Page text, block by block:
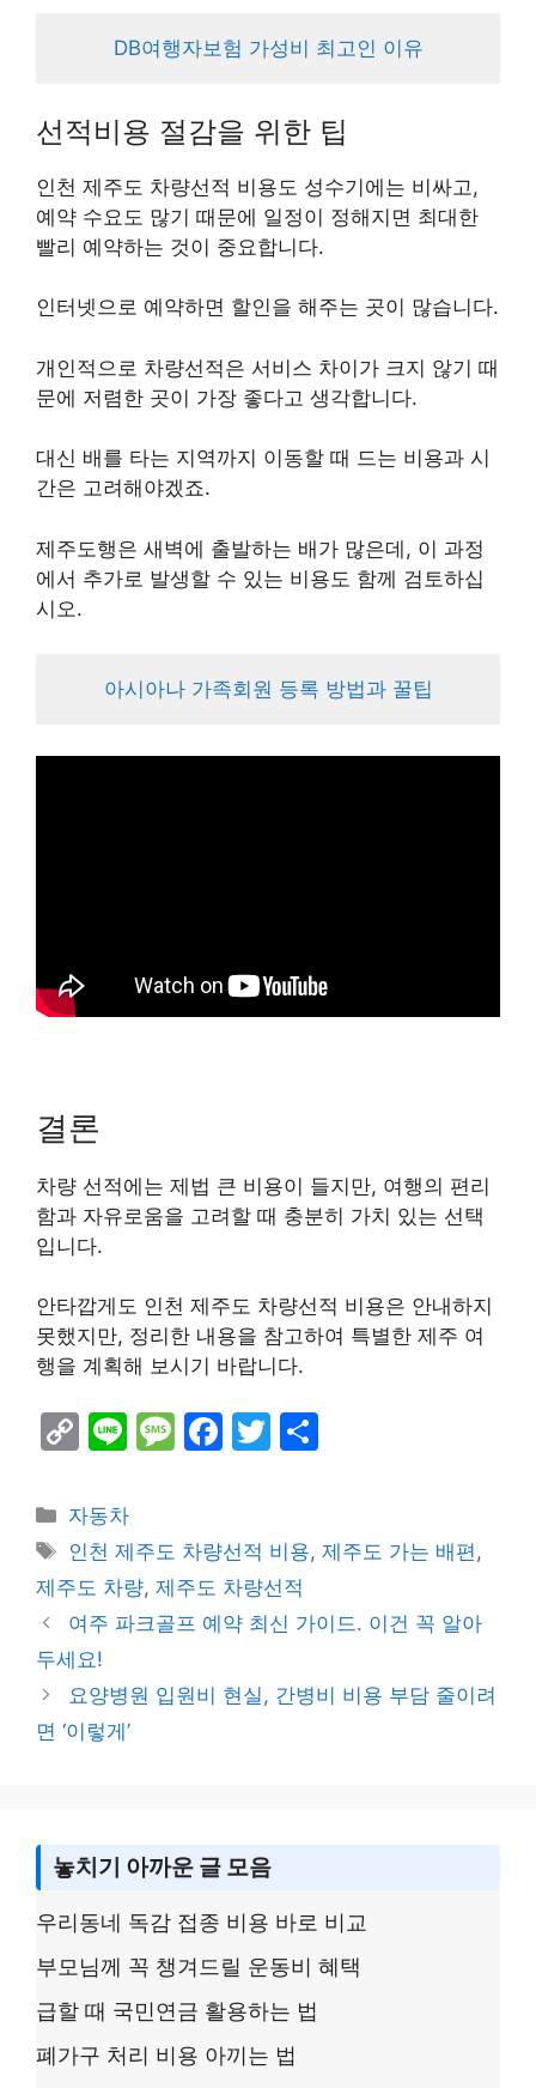
DB여행자보험 가성비 최고인 이유
선적비용 절감을 위한 팁
인천 제주도 차량선적 비용도 성수기에는 비싸고,
예약 수요도 많기 때문에 일정이 정해지면 최대한
빨리 예약하는 것이 중요합니다.
인터넷으로 예약하면 할인을 해주는 곳이 많습니다.
개인적으로 차량선적은 서비스 차이가 크지 않기 때
문에 저렴한 곳이 가장 좋다고 생각합니다.
대신 배를 타는 지역까지 이동할 때 드는 비용과 시
간은 고려해야겠죠.
제주도행은 새벽에 출발하는 배가 많은데, 이 과정
에서 추가로 발생할 수 있는 비용도 함께 검토하십
시오.
아시아나 가족회원 등록 방법과 꿀팁
결론
차량 선적에는 제법 큰 비용이 들지만, 여행의 편리
함과 자유로움을 고려할 때 충분히 가치 있는 선택
입니다.
안타깝게도 인천 제주도 차량선적 비용은 안내하지
못했지만, 정리한 내용을 참고하여 특별한 제주 여
행을 계획해 보시기 바랍니다.
C
p
y
Li
n
k
Li
e
M
s
a
g
F
e
b
o
k
T
er e
Categories
자동차
Tags
인천 제주도 차량선적 비용,제주도 가는 배편 ,
제주도 차량, 제주도 차량선적
여주 파크골프 예약 최신 가이드. 이건 꼭 알아
두세요!
요양병원 입원비 현실, 간병비 비용 부담 줄이려
면 ‘이렇게’
놓치기 아까운 글 모음
우리동네 독감 접종 비용 바로 비교
부모님께 꼭 챙겨드릴 운동비 혜택
급할 때 국민연금 활용하는 법
폐가구 처리 비용 아끼는 법